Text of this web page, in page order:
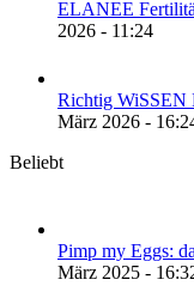
ELANEE
2026 - 11:24
Rich­tig WiS­SEN
März 2026 -
Beliebt
Pimp my Eggs:
März 2025 -